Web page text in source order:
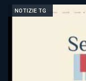
NOTIZIE TG